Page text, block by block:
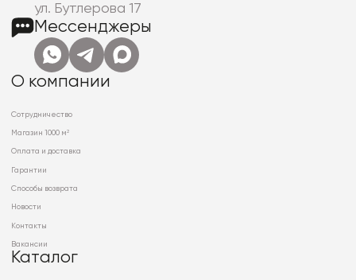
ул. Бутлерова 17
Мессенджеры
О компании
Сотрудничество
Магазин 1000 м²
Оплата и доставка
Гарантии
Способы возврата
Новости
Контакты
Вакансии
Каталог